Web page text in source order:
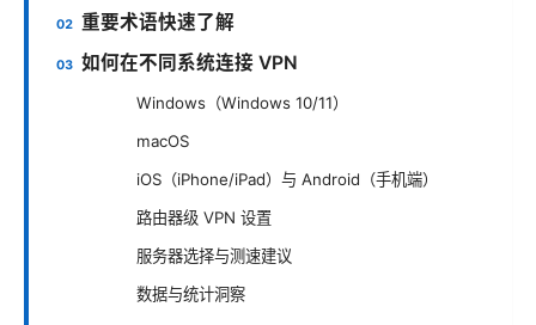
重要术语快速了解
如何在不同系统连接 VPN
Windows（Windows 10/11）
macOS
iOS（iPhone/iPad）与 Android（手机端）
路由器级 VPN 设置
服务器选择与测速建议
数据与统计洞察